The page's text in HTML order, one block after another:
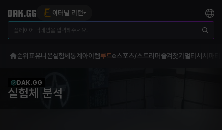
이터널 리턴
순위표유니온실험체 통계 아이템루트e스포츠/스트리머 즐겨찾기 멀티서치 파티
DAK.GG
실험체 분석